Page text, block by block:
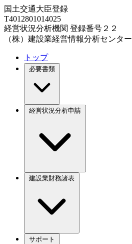
国土交通大臣登録
T4012801014025
経営状況分析機関 登録番号２２
（株）建設業経営情報分析センター
トップ
必要書類
経営状況分析申請
建設業財務諸表
サポート